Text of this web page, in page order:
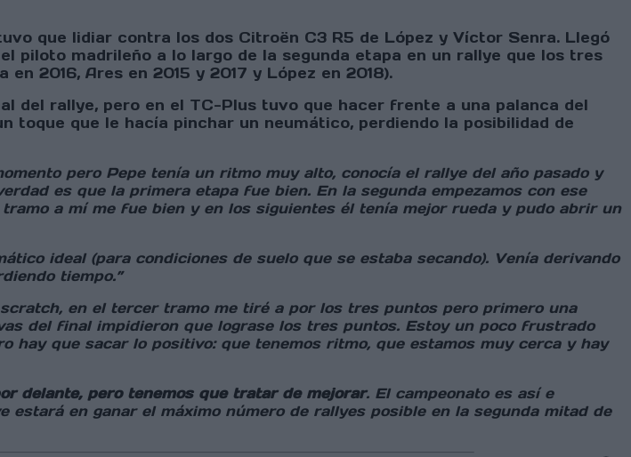
que lidiar contra los dos Citroën C3 R5 de López y Víctor Senra. Llegó
piloto madrileño a lo largo de la segunda etapa en un rallye que los tres
2016, Ares en 2015 y 2017 y López en 2018).
del rallye, pero en el TC-Plus tuvo que hacer frente a una palanca del
que le hacía pinchar un neumático, perdiendo la posibilidad de
pero Pepe tenía un ritmo muy alto, conocía el rallye del año pasado y
es que la primera etapa fue bien. En la segunda empezamos con ese
a mí me fue bien y en los siguientes él tenía mejor rueda y pudo abrir un
ideal (para condiciones de suelo que se estaba secando). Venía derivando
tiempo.”
en el tercer tramo me tiré a por los tres puntos pero primero una
del final impidieron que lograse los tres puntos. Estoy un poco frustrado
hay que sacar lo positivo: que tenemos ritmo, que estamos muy cerca y hay
delante, pero tenemos que tratar de mejorar. El campeonato es así e
en ganar el máximo número de rallyes posible en la segunda mitad de